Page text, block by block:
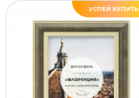
УСПЕЙ КУПИТЬ
ДЕЛАЕМ САМИ